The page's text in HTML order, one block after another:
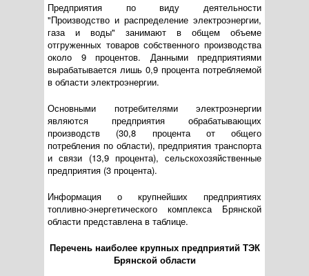
Предприятия по виду деятельности
"Производство и распределение электроэнергии,
газа и воды" занимают в общем объеме
отгруженных товаров собственного производства
около 9 процентов. Данными предприятиями
вырабатывается лишь 0,9 процента потребляемой
в области электроэнергии.
Основными потребителями электроэнергии
являются предприятия обрабатывающих
производств (30,8 процента от общего
потребления по области), предприятия транспорта
и связи (13,9 процента), сельскохозяйственные
предприятия (3 процента).
Информация о крупнейших предприятиях
топливно-энергетического комплекса Брянской
области представлена в таблице.
Перечень наиболее крупных предприятий ТЭК
Брянской области